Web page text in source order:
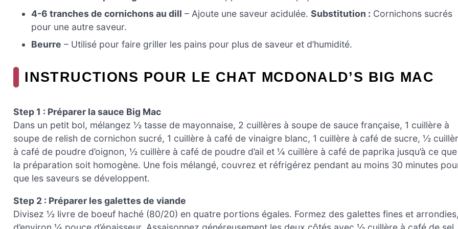
4-6 tranches de cornichons au dill – Ajoute une saveur acidulée.Substitution : Cornichons sucrés
pour une autre saveur.
Beurre – Utilisé pour faire griller les pains pour plus de saveur et d’humidité.
INSTRUCTIONS POUR LE CHAT MCDONALD’S BIG MAC
Step 1 : Préparer la sauce Big Mac
Dans un petit bol, mélangez ½ tasse de mayonnaise, 2 cuillères à soupe de sauce française, 1 cuillère à
soupe de relish de cornichon sucré, 1 cuillère à café de vinaigre blanc, 1 cuillère à café de sucre, ½
à café de poudre d’oignon, ½ cuillère à café de poudre d’ail et ¼ cuillère à café de paprika jusqu’à ce que
la préparation soit homogène. Une fois mélangé, couvrez et réfrigérez pendant au moins 30 minutes
que les saveurs se développent.
Step 2 : Préparer les galettes de viande
Divisez ½ livre de boeuf haché (80/20) en quatre portions égales. Formez des galettes fines et arrondies,